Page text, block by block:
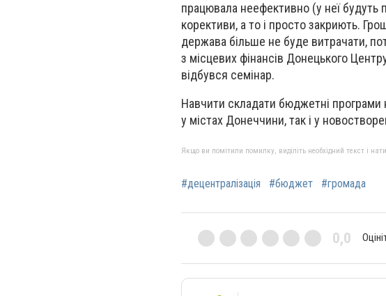
працювала неефективно (у неї будуть
корективи, а то і просто закриють.
держава більше не буде витрачати,
з місцевих фінансів Донецького
відбувся семінар.
Навчити складати бюджетні програми
у містах Донеччини, так і у
Якщо ви помітили помилку, виділіть необхідний текст і
#децентралізація #бюджет #громада
0,0